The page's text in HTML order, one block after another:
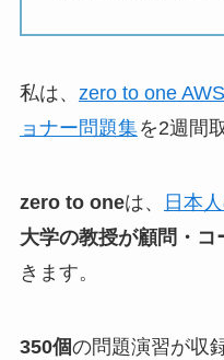
私は、 zero to one
ョナー問題集を2週間
zero to oneは、 日本
大学の教授が顧問・コ
きます。
350個の問題演習が収